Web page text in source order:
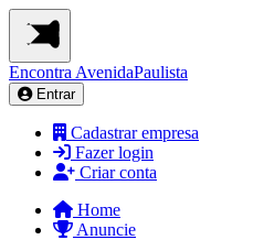
Encontra AvenidaPaulista
Entrar
Cadastrar empresa
Fazer login
Criar conta
Home
Anuncie